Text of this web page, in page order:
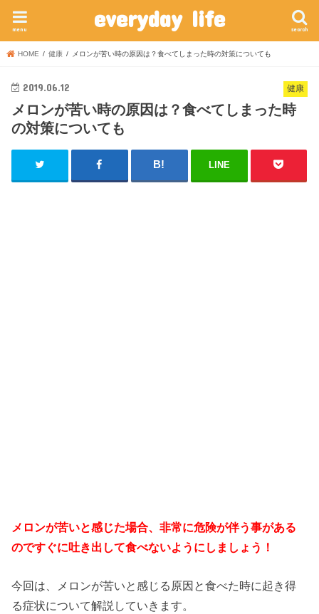
everyday life search
menu
HOME 健康 メロンが苦い時の原因は？食べてしまった時の対策についても
健康
2019.06.12
メロンが苦い時の原因は？食べてしまった時
の対策についても
LINE
メロンが苦いと感じた場合、非常に危険が伴う事がある
のですぐに吐き出して食べないようにしましょう！
今回は、メロンが苦いと感じる原因と食べた時に起き得
る症状について解説していきます。